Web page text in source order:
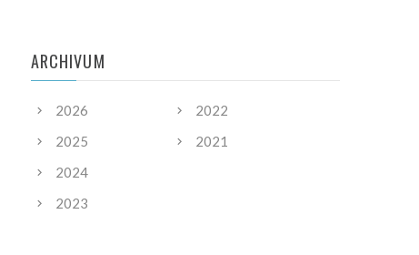
ARCHIVUM
2026
2025
2024
2023
2022
2021